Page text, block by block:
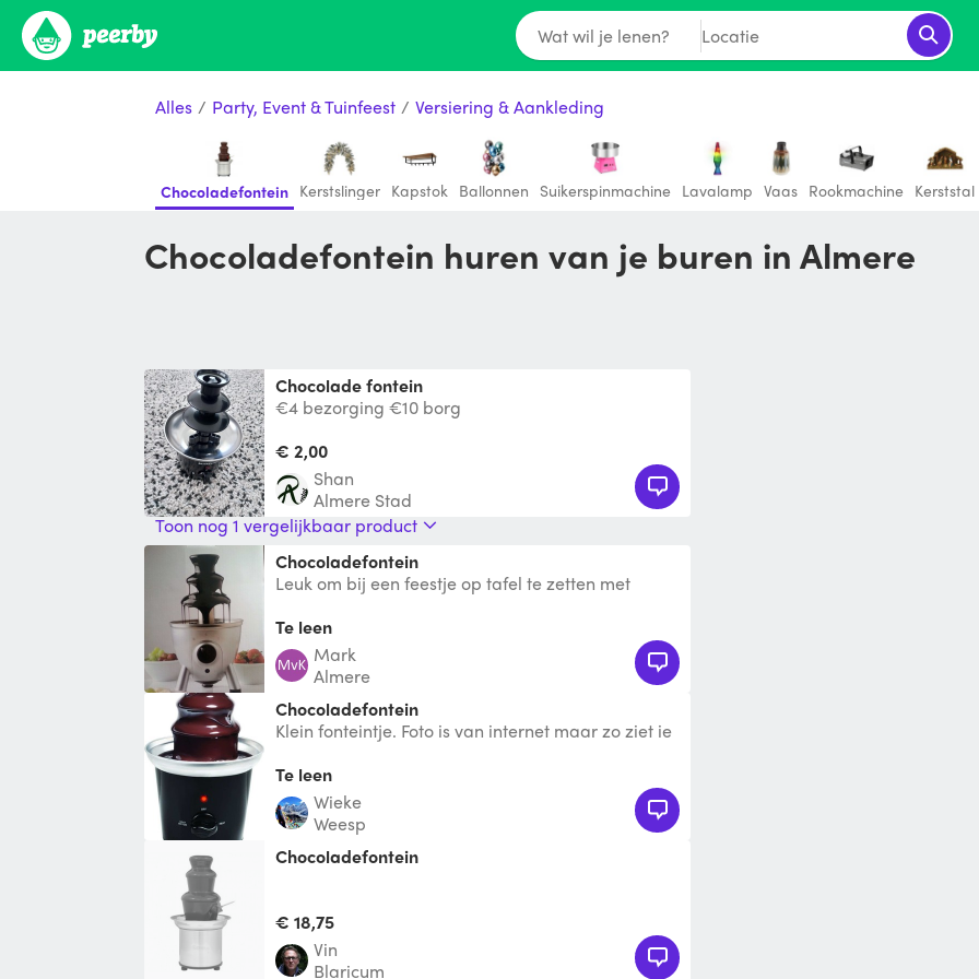
Wat wil je lenen? Locatie
Alles / Party, Event & Tuinfeest / Versiering & Aankleding
Chocoladefontein Kerstslinger Kapstok Ballonnen Suikerspinmachine Lavalamp Vaas Rookmachine Kerststal
Chocoladefontein huren van je buren in Almere
Chocolade fontein
€4 bezorging €10 borg
€ 2,00
Shan
Almere Stad
Toon nog 1 vergelijkbaar product
Chocoladefontein
Leuk om bij een feestje op tafel te zetten met
de fo
Te leen
Mark
Almere
Chocoladefontein
Klein fonteintje. Foto is van internet maar zo ziet ie
Te leen
Wieke
Weesp
Chocoladefontein
€ 18,75
vin
Blaricum